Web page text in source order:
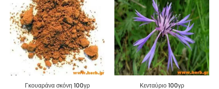
Γκουαράνα σκόνη 100γρ
Κενταύριο 100γρ